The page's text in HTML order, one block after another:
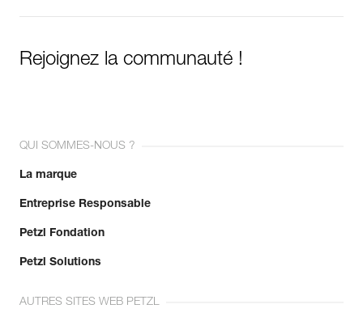
Rejoignez la communauté !
QUI SOMMES-NOUS ?
La marque
Entreprise Responsable
Petzl Fondation
Petzl Solutions
AUTRES SITES WEB PETZL